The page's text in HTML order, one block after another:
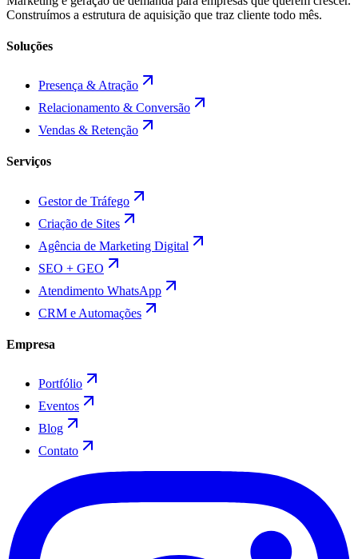
Construímos a estrutura de aquisição que traz cliente todo mês.
Soluções
Presença & Atração
Relacionamento & Conversão
Vendas & Retenção
Serviços
Gestor de Tráfego
Criação de Sites
Agência de Marketing Digital
SEO + GEO
Atendimento WhatsApp
CRM e Automações
Empresa
Portfólio
Eventos
Blog
Contato